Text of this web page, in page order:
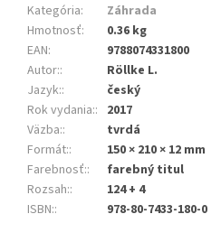
Kategória:
Záhrada
Hmotnosť:
0.36 kg
EAN:
9788074331800
Autor::
Röllke L.
Jazyk::
český
Rok vydania:: 2017
Väzba::
tvrdá
Formát::
150 × 210 × 12 mm
Farebnosť::
farebný titul
Rozsah::
124 + 4
ISBN:: 978-80-7433-180-0